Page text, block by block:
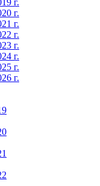
г.
г.
г.
г.
г.
г.
г.
г.